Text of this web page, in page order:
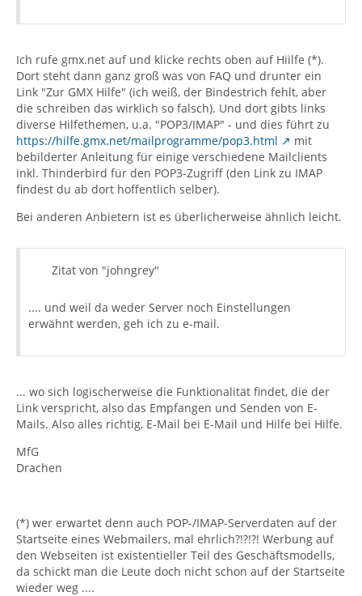
Ich rufe gmx.net auf und klicke rechts oben auf Hiilfe (*).
Dort steht dann ganz groß was von FAQ und drunter ein
Link "Zur GMX Hilfe" (ich weiß, der Bindestrich fehlt, aber
die schreiben das wirklich so falsch). Und dort gibts links
diverse Hilfethemen, u.a. "POP3/IMAP" - und dies führt zu
https://hilfe.gmx.net/mailprogramme/pop3.html
mit
bebilderter Anleitung für einige verschiedene Mailclients
inkl. Thinderbird für den POP3-Zugriff (den Link zu IMAP
findest du ab dort hoffentlich selber).
Bei anderen Anbietern ist es überlicherweise ähnlich leicht.
Zitat von "johngrey"
.... und weil da weder Server noch Einstellungen
erwähnt werden, geh ich zu e-mail.
... wo sich logischerweise die Funktionalität findet, die der
Link verspricht, also das Empfangen und Senden von E-
Mails. Also alles richtig, E-Mail bei E-Mail und Hilfe bei Hilfe.
MfG
Drachen
(*) wer erwartet denn auch POP-/IMAP-Serverdaten auf der
Startseite eines Webmailers, mal ehrlich?!?!?! Werbung auf
den Webseiten ist existentieller Teil des Geschäftsmodells,
da schickt man die Leute doch nicht schon auf der Startseite
wieder weg ....